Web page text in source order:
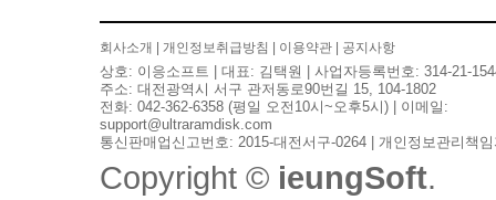
회사소개 개인정보취급방침 이용약관 공지사항
상호: 이응소프트 | 대표: 김택원 | 사업자등록번호: 314-21-
주소: 대전광역시 서구 관저동로90번길 15, 104-1802
전화: 042-362-6358 (평일 오전10시~오후5시) | 이메일:
support@ultraramdisk.com
통신판매업신고번호: 2015-대전서구-0264 | 개인정보관리책
Copyright © ieungSoft.